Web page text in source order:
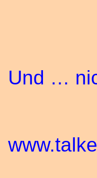
Und …